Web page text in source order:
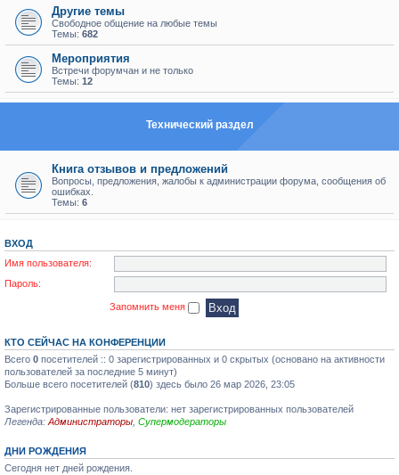
Другие темы
Свободное общение на любые темы
Темы: 682
Мероприятия
Встречи форумчан и не только
Темы: 12
Технический раздел
Книга отзывов и предложений
Вопросы, предложения, жалобы к администрации форума, сообщения об
ошибках.
Темы: 6
ВХОД
Имя пользователя:
Пароль:
Запомнить меня
КТО СЕЙЧАС НА КОНФЕРЕНЦИИ
Всего 0 посетителей :: 0 зарегистрированных и 0 скрытых (основано на активности
пользователей за последние 5 минут)
Больше всего посетителей (810) здесь было 26 мар 2026, 23:05
Зарегистрированные пользователи: нет зарегистрированных пользователей
Легенда: Администраторы Супермодераторы
ДНИ РОЖДЕНИЯ
Сегодня нет дней рождения.